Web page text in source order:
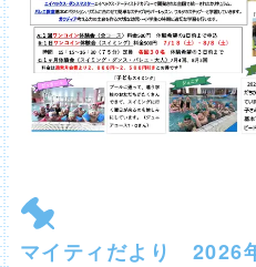
マイティだより 2026